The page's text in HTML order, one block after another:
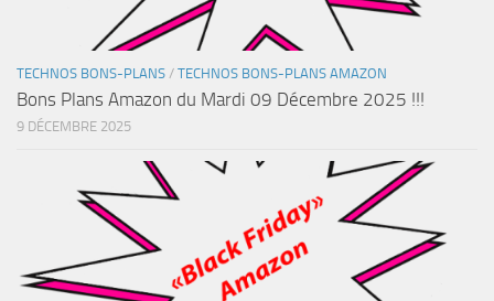
TECHNOS BONS-PLANS / TECHNOS BONS-PLANS AMAZON
Bons Plans Amazon du Mardi 09 Décembre 2025 !!!
9 DÉCEMBRE 2025